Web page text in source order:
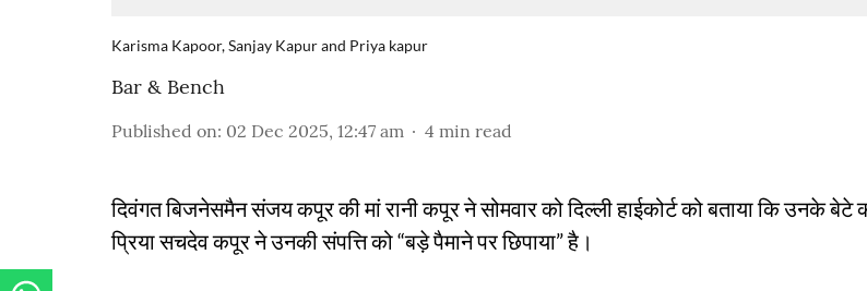
Karisma Kapoor, Sanjay Kapur and Priya kapur
Bar & Bench
Published on: 02 Dec 2025, 12:47 am 4 min read
दिवंगत बिजनेसमैन संजय कपूर की मां रानी कपूर ने सोमवार को दिल्ली हाईकोर्ट को बताया कि उनके बेटे
प्रिया सचदेव कपूर ने उनकी संपत्ति को “बड़े पैमाने पर छिपाया” है।